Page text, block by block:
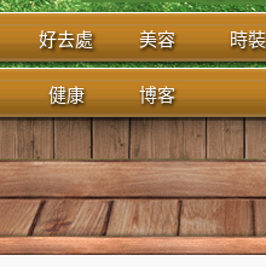
好去處 美容 時裝
健康 博客